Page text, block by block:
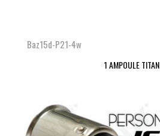
Baz15d-P21-4w
1 AMPOULE TITAN...